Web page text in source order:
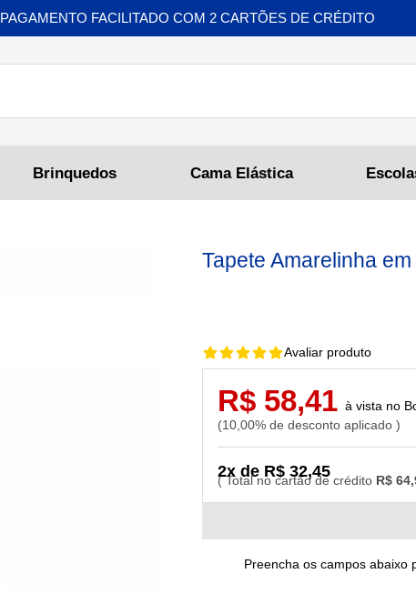
Brinquedos Cama Elástica
PAGAMENTO FACILITADO COM 2 CARTÕES DE CRÉDITO
Tapete Amarelinha
Avaliar produto
R$
2x de R$ 32,45
R$ 58,41
10,00% de desconto aplicado
Preencha os campos abaixo